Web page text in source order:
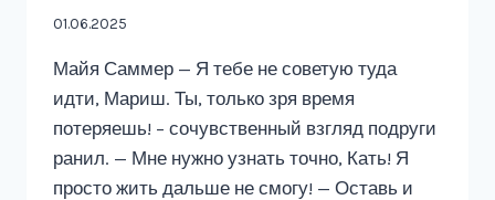
01.06.2025
Майя Саммер — Я тебе не советую туда
идти, Мариш. Ты, только зря время
потеряешь! – сочувственный взгляд подруги
ранил. — Мне нужно узнать точно, Кать! Я
просто жить дальше не смогу! — Оставь и